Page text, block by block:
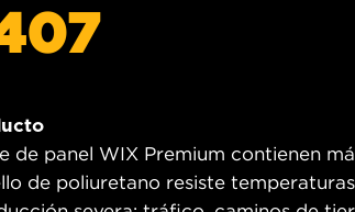
de panel WIX Premium contienen
de poliuretano resiste